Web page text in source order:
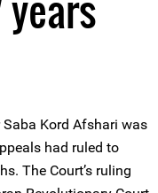
Kord Afshari was
had ruled to
The Court’s ruling